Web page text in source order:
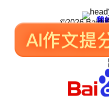
我
我
皮
用
©2026 Baidu